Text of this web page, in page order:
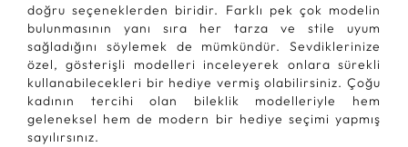
doğru seçeneklerden biridir. Farklı pek çok modelin
bulunmasının yanı sıra her tarza ve stile uyum
sağladığını söylemek de mümkündür. Sevdiklerinize
özel, gösterişli modelleri inceleyerek onlara sürekli
kullanabilecekleri bir hediye vermiş olabilirsiniz. Çoğu
kadının tercihi olan bileklik modelleriyle hem
geleneksel hem de modern bir hediye seçimi yapmış
sayılırsınız.